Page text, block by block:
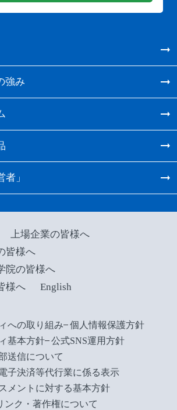
強み
」
上場企業の皆様へ
皆様へ
院の皆様へ
様へ
English
への取り組み
個人情報保護方針
基本方針
公式SNS運用方針
送信について
子決済等代行業に係る表示
メントに対する基本方針
ンク・著作権について